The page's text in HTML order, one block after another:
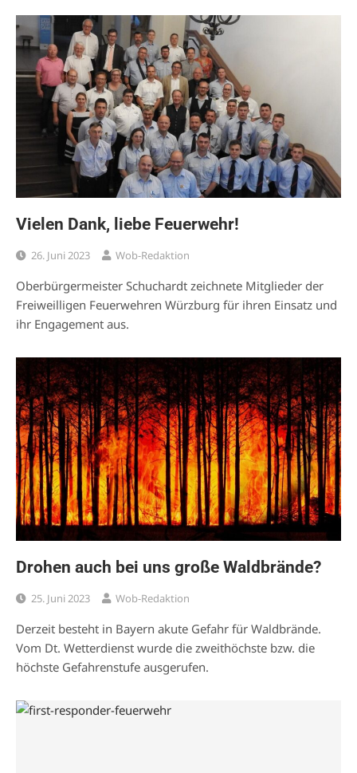
Vielen Dank, liebe Feuerwehr!
26. Juni 2023 Wob-Redaktion
Oberbürgermeister Schuchardt zeichnete Mitglieder der
Freiweilligen Feuerwehren Würzburg für ihren Einsatz und
ihr Engagement aus.
Drohen auch bei uns große Waldbrände?
25. Juni 2023 Wob-Redaktion
Derzeit besteht in Bayern akute Gefahr für Waldbrände.
Vom Dt. Wetterdienst wurde die zweithöchste bzw. die
höchste Gefahrenstufe ausgerufen.